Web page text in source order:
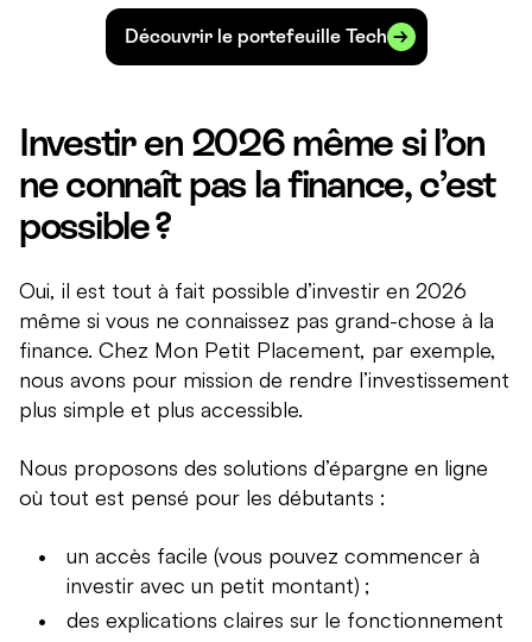
Découvrir le portefeuille Tech
Investir en 2026 même si l’on
ne connaît pas la finance, c’est
possible ?
Oui, il est tout à fait possible d’investir en 2026
même si vous ne connaissez pas grand-chose à la
finance. Chez Mon Petit Placement, par exemple,
nous avons pour mission de rendre l’investissement
plus simple et plus accessible.
Nous proposons des solutions d’épargne en ligne
où tout est pensé pour les débutants :
un accès facile (vous pouvez commencer à
investir avec un petit montant) ;
des explications claires sur le fonctionnement